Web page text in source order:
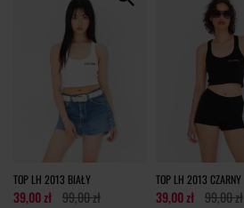
TOP LH 2013 BIAŁY
39,00 zł 99,00 zł
TOP LH 2013 CZARNY
39,00 zł 99,00 zł